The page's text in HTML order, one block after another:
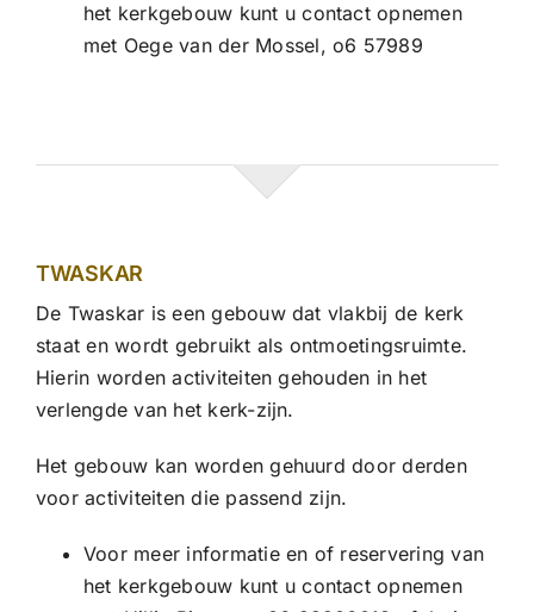
het kerkgebouw kunt u contact opnemen
met Oege van der Mossel, o6 57989
TWASKAR
De Twaskar is een gebouw dat vlakbij de kerk
staat en wordt gebruikt als ontmoetingsruimte.
Hierin worden activiteiten gehouden in het
verlengde van het kerk-zijn.
Het gebouw kan worden gehuurd door derden
voor activiteiten die passend zijn.
Voor meer informatie en of reservering van
het kerkgebouw kunt u contact opnemen